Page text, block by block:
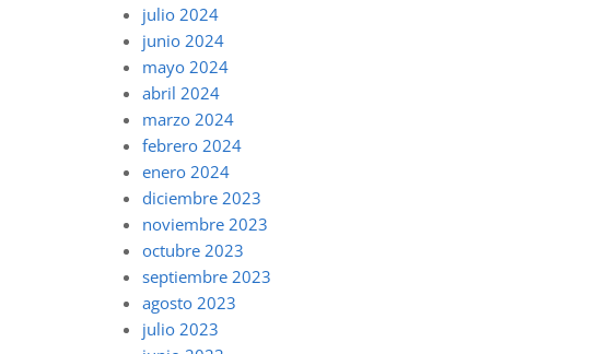
julio 2024
junio 2024
mayo 2024
abril 2024
marzo 2024
febrero 2024
enero 2024
diciembre 2023
noviembre 2023
octubre 2023
septiembre 2023
agosto 2023
julio 2023